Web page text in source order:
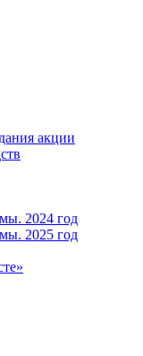
акции
2024 год
2025 год